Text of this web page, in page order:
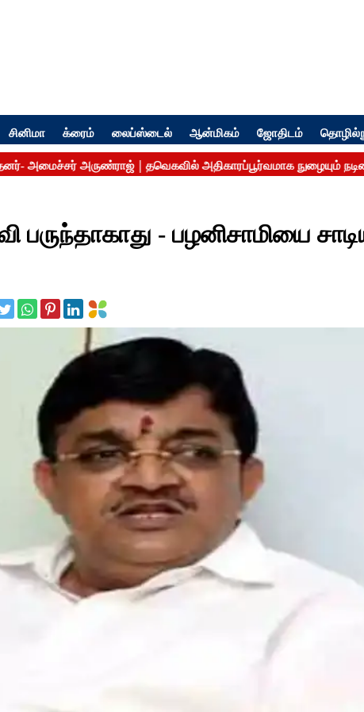
சினிமா க்ரைம் லைப்ஸ்டைல் ஆன்மிகம் ஜோதிடம்
பருந்தாகாது - பழனிசாமியை